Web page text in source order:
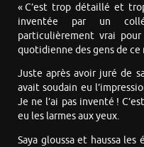
« C’est trop détaillé et
inventée par un
particulièrement vrai
quotidienne des gens de ce
Juste après avoir juré de
avait soudain eu
Je ne l’ai pas inventé !
eu les larmes aux yeux.
Saya gloussa et haussa les